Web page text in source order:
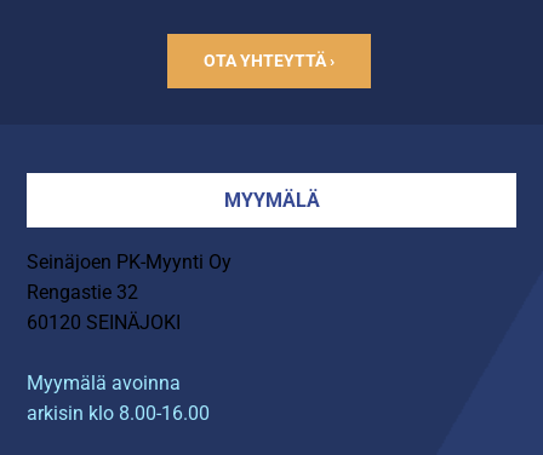
OTA YHTEYTTÄ ›
MYYMÄLÄ
Seinäjoen PK-Myynti Oy
Rengastie 32
60120 SEINÄJOKI
Myymälä avoinna
arkisin klo 8.00-16.00